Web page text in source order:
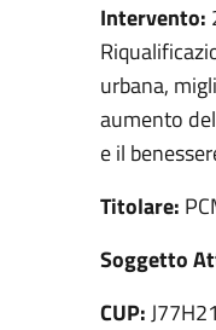
Intervento:
urbana,
aumento
e il
Titolare:
Soggetto
CUP: